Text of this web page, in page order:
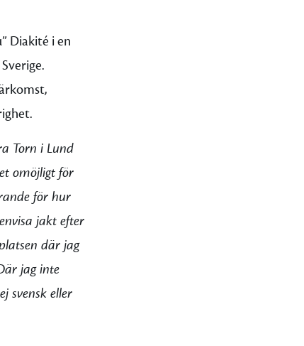
Diakité i en
Torn i Lund
omöjligt för
för hur
jakt efter
där jag
jag inte
svensk eller